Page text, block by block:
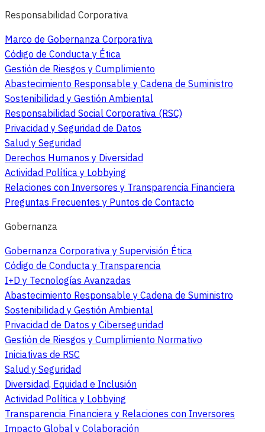
Responsabilidad Corporativa
Marco de Gobernanza Corporativa
Código de Conducta y Ética
Gestión de Riesgos y Cumplimiento
Abastecimiento Responsable y Cadena de Suministro
Sostenibilidad y Gestión Ambiental
Responsabilidad Social Corporativa (RSC)
Privacidad y Seguridad de Datos
Salud y Seguridad
Derechos Humanos y Diversidad
Actividad Política y Lobbying
Relaciones con Inversores y Transparencia Financiera
Preguntas Frecuentes y Puntos de Contacto
Gobernanza
Gobernanza Corporativa y Supervisión Ética
Código de Conducta y Transparencia
I+D y Tecnologías Avanzadas
Abastecimiento Responsable y Cadena de Suministro
Sostenibilidad y Gestión Ambiental
Privacidad de Datos y Ciberseguridad
Gestión de Riesgos y Cumplimiento Normativo
Iniciativas de RSC
Salud y Seguridad
Diversidad, Equidad e Inclusión
Actividad Política y Lobbying
Transparencia Financiera y Relaciones con Inversores
Impacto Global y Colaboración